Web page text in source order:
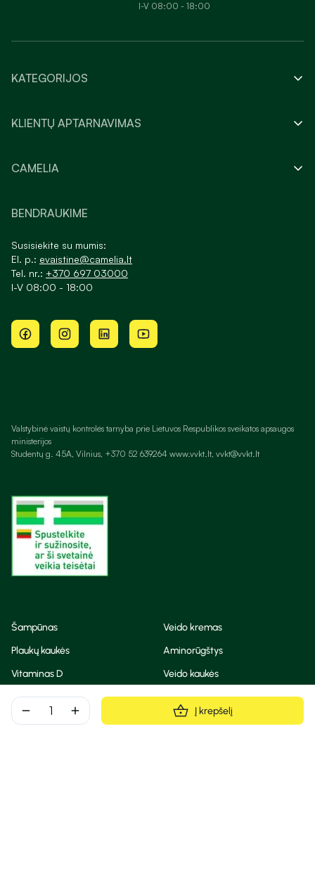
remove add Į krepšelį
I-V 08:00 - 18:00
KATEGORIJOS
KLIENTŲ APTARNAVIMAS
CAMELIA
BENDRAUKIME
Susisiekite su mumis:
El. p.: evaistine@camelia.lt
Tel. nr.: +370 697 03000
I-V 08:00 - 18:00
Valstybinė vaistų kontrolės tarnyba prie Lietuvos Respublikos sveikatos apsaugos
ministerijos
Studentų g. 45A, Vilnius, +370 52 639264 www.vvkt.lt, vvkt@vvkt.lt
Šampūnas
Veido kremas
Plaukų kaukės
Aminorūgštys
Vitaminas D
Veido kaukės
Korėjietiška kosmetika
Eteriniai aliejai
Dezodorantas
BB ir CC kremas